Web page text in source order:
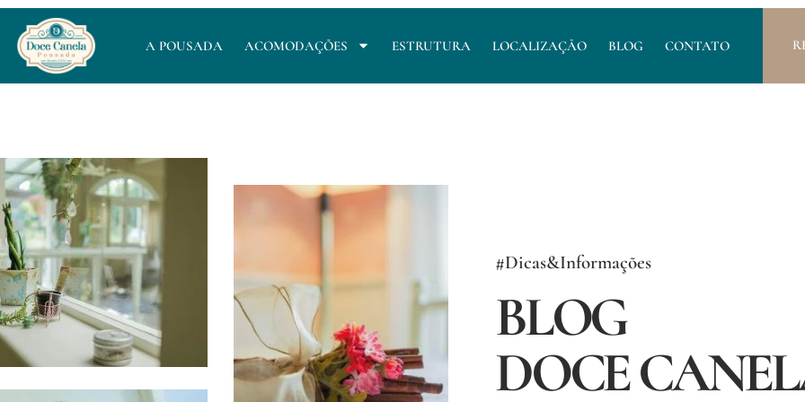
A POUSADA ACOMODAÇÕES ESTRUTURA LOCALIZAÇÃO BLOG CONTATO
#Dicas&Informações
BLOG
DOCE